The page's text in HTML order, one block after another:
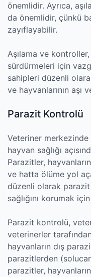
önemlidir. Ayrıca,
da önemlidir, çünkü
zayıflayabilir.
Aşılama ve
sürdürmeleri için
sahipleri düzenli
ve hayvanlarının aşı
Parazit Kontrolü
Veteriner
hayvan sağlığı
Parazitler,
ve hatta ölüme yol
düzenli olarak
sağlığını korumak
Parazit kontrolü,
veterinerler
hayvanların dış
parazitlerden
parazitler,